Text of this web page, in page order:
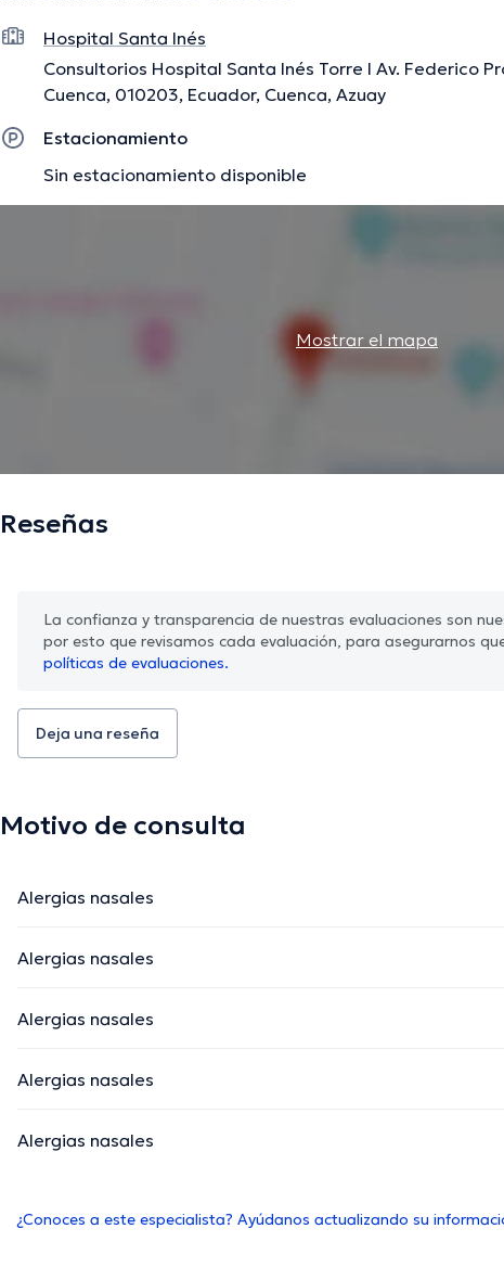
Hospital Santa Inés
Consultorios Hospital Santa Inés Torre I Av. Federico
Cuenca, 010203, Ecuador, Cuenca, Azuay
Estacionamiento
Sin estacionamiento disponible
Mostrar el mapa
Reseñas
La confianza y transparencia de nuestras evaluaciones son
por esto que revisamos cada evaluación, para asegurarnos
políticas de evaluaciones.
Deja una reseña
Motivo de consulta
Alergias nasales
Alergias nasales
Alergias nasales
Alergias nasales
Alergias nasales
¿Conoces a este especialista? Ayúdanos actualizando su